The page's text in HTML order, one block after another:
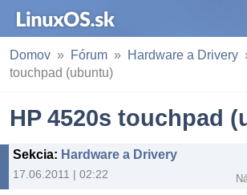
Domov Fórum Hardware a Drivery
touchpad (ubuntu)
HP 4520s touchpad
Sekcia: Hardware a Drivery
17.06.2011 | 02:22